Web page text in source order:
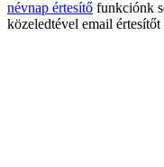
névnap értesítő funkciónk
közeledtével email